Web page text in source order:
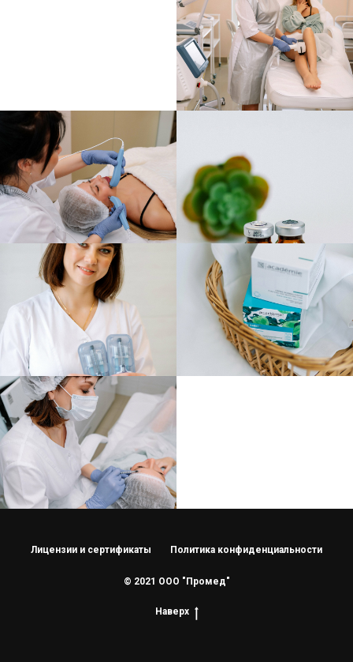
Лицензии и сертификаты Политика конфиденциальности
© 2021 ООО "Промед"
Наверх